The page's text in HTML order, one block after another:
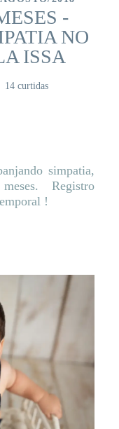
-
NO
ISSA
14curtidas
simpatia,
Registro
!